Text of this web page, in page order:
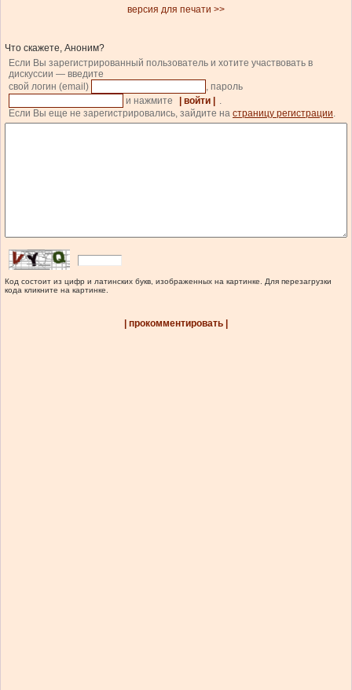
версия для печати >>
Что скажете, Аноним?
Если Вы зарегистрированный пользователь и хотите участвовать в
дискуссии — введите
свой логин (email)
, пароль
и нажмите
| войти |
.
Если Вы еще не зарегистрировались, зайдите на страницу регистрации.
Код состоит из цифр и латинских букв, изображенных на картинке. Для перезагрузки
кода кликните на картинке.
| прокомментировать |